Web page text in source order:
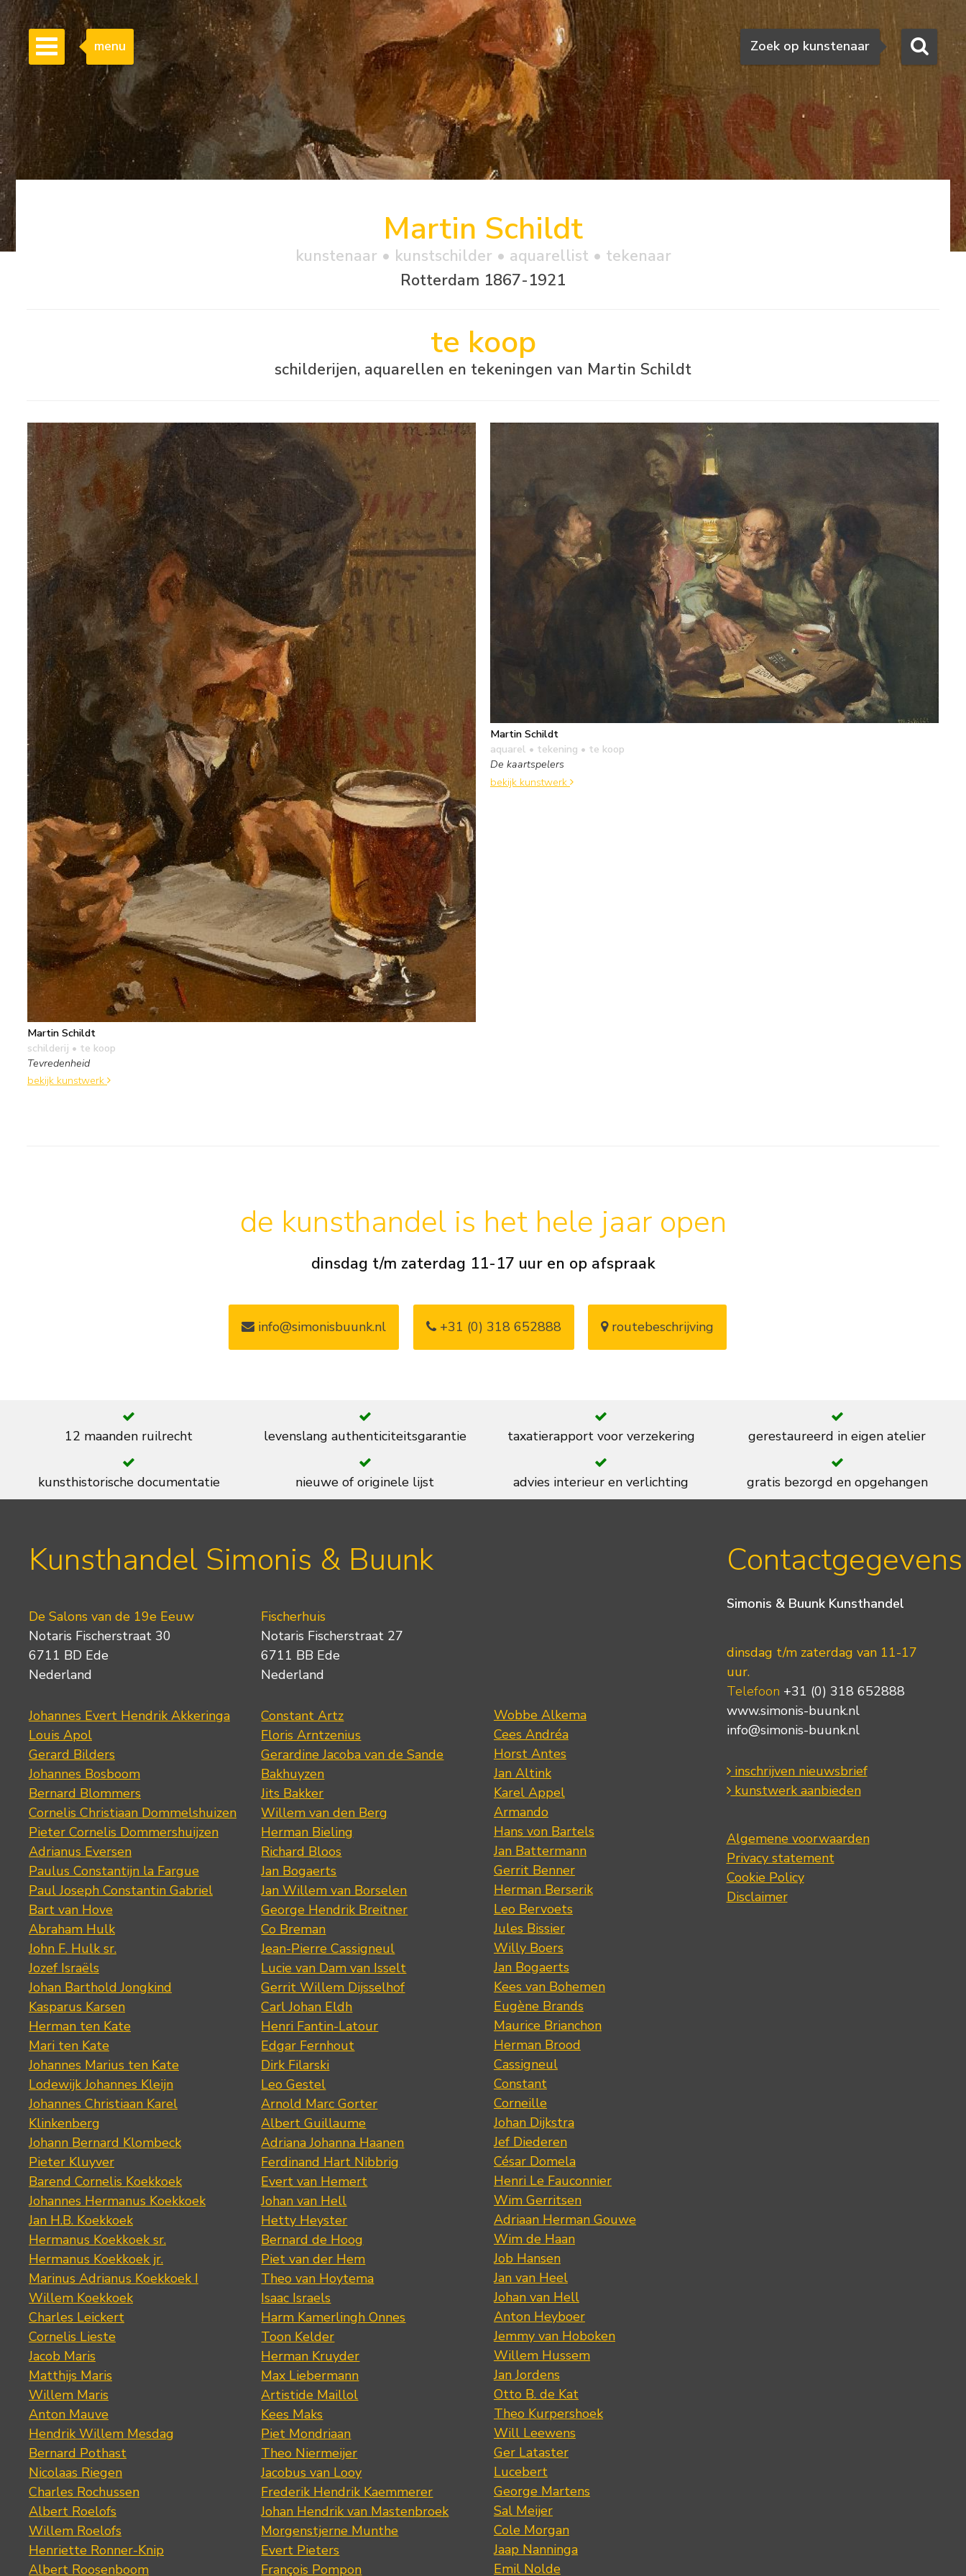
Zoeken
Zoek op kunstenaar
menu
Martin Schildt
kunstenaar • kunstschilder • aquarellist • tekenaar
Rotterdam 1867-1921
te koop
schilderijen, aquarellen en tekeningen van Martin Schildt
Martin Schildt
schilderij • te koop
Tevredenheid
bekijk kunstwerk
Martin Schildt
aquarel • tekening • te koop
De kaartspelers
bekijk kunstwerk
de kunsthandel is het hele jaar open
dinsdag t/m zaterdag 11-17 uur en op afspraak
info@simonisbuunk.nl +31 (0) 318 652888 routebeschrijving
12 maanden ruilrecht levenslang authenticiteitsgarantie taxatierapport voor verzekering gerestaureerd in eigen atelier
kunsthistorische documentatie nieuwe of originele lijst advies interieur en verlichting gratis bezorgd en opgehangen
Kunsthandel Simonis & Buunk
De Salons van de 19e Eeuw
Notaris Fischerstraat 30
6711 BD Ede
Nederland
Johannes Evert Hendrik Akkeringa
Louis Apol
Gerard Bilders
Johannes Bosboom
Bernard Blommers
Cornelis Christiaan Dommelshuizen
Pieter Cornelis Dommershuijzen
Adrianus Eversen
Paulus Constantijn la Fargue
Paul Joseph Constantin Gabriel
Bart van Hove
Abraham Hulk
John F. Hulk sr.
Jozef Israëls
Johan Barthold Jongkind
Kasparus Karsen
Herman ten Kate
Mari ten Kate
Johannes Marius ten Kate
Lodewijk Johannes Kleijn
Johannes Christiaan Karel
Klinkenberg
Johann Bernard Klombeck
Pieter Kluyver
Barend Cornelis Koekkoek
Johannes Hermanus Koekkoek
Jan H.B. Koekkoek
Hermanus Koekkoek sr.
Hermanus Koekkoek jr.
Marinus Adrianus Koekkoek I
Willem Koekkoek
Charles Leickert
Cornelis Lieste
Jacob Maris
Matthijs Maris
Willem Maris
Anton Mauve
Hendrik Willem Mesdag
Bernard Pothast
Nicolaas Riegen
Charles Rochussen
Albert Roelofs
Willem Roelofs
Henriette Ronner-Knip
Albert Roosenboom
Fischerhuis
Notaris Fischerstraat 27
6711 BB Ede
Nederland
Constant Artz
Floris Arntzenius
Gerardine Jacoba van de Sande
Bakhuyzen
Jits Bakker
Willem van den Berg
Herman Bieling
Richard Bloos
Jan Bogaerts
Jan Willem van Borselen
George Hendrik Breitner
Co Breman
Jean-Pierre Cassigneul
Lucie van Dam van Isselt
Gerrit Willem Dijsselhof
Carl Johan Eldh
Henri Fantin-Latour
Edgar Fernhout
Dirk Filarski
Leo Gestel
Arnold Marc Gorter
Albert Guillaume
Adriana Johanna Haanen
Ferdinand Hart Nibbrig
Evert van Hemert
Johan van Hell
Hetty Heyster
Bernard de Hoog
Piet van der Hem
Theo van Hoytema
Isaac Israels
Harm Kamerlingh Onnes
Toon Kelder
Herman Kruyder
Max Liebermann
Artistide Maillol
Kees Maks
Piet Mondriaan
Theo Niermeijer
Jacobus van Looy
Frederik Hendrik Kaemmerer
Johan Hendrik van Mastenbroek
Morgenstjerne Munthe
Evert Pieters
François Pompon
Wobbe Alkema
Cees Andréa
Horst Antes
Jan Altink
Karel Appel
Armando
Hans von Bartels
Jan Battermann
Gerrit Benner
Herman Berserik
Leo Bervoets
Jules Bissier
Willy Boers
Jan Bogaerts
Kees van Bohemen
Eugène Brands
Maurice Brianchon
Herman Brood
Cassigneul
Constant
Corneille
Johan Dijkstra
Jef Diederen
César Domela
Henri Le Fauconnier
Wim Gerritsen
Adriaan Herman Gouwe
Wim de Haan
Job Hansen
Jan van Heel
Johan van Hell
Anton Heyboer
Jemmy van Hoboken
Willem Hussem
Jan Jordens
Otto B. de Kat
Theo Kurpershoek
Will Leewens
Ger Lataster
Lucebert
George Martens
Sal Meijer
Cole Morgan
Jaap Nanninga
Emil Nolde
Contactgegevens
Simonis & Buunk Kunsthandel
dinsdag t/m zaterdag van 11-17
uur.
Telefoon +31 (0) 318 652888
www.simonis-buunk.nl
info@simonis-buunk.nl
inschrijven nieuwsbrief
kunstwerk aanbieden
Algemene voorwaarden
Privacy statement
Cookie Policy
Disclaimer